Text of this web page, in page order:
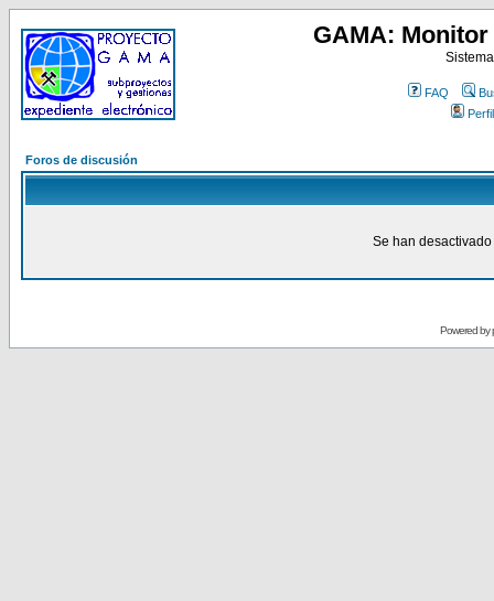
GAMA:
FAQ
Perfil
Foros de discusión
Se han
Powered by